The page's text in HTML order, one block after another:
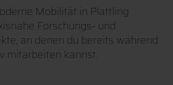
Mobilität in Plattling
Forschungs- und
an denen du bereits während
mitarbeiten kannst.